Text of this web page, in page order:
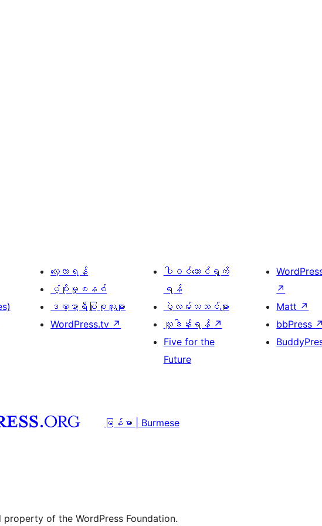
လေ့လာရန်
ပံ့ပိုးမှုစနစ်
ဒဏ္ဍာရီပြုစုသူများ
WordPress.tv ↗
ပါဝင်ဆောင်ရွက်
ရန်
ပွဲလမ်းသဘင်များ
လှူဒါန်းရန် ↗
Five for the
Future
↗
Matt ↗
bbPress ↗
မြန်မာ | Burmese
of the WordPress Foundation.